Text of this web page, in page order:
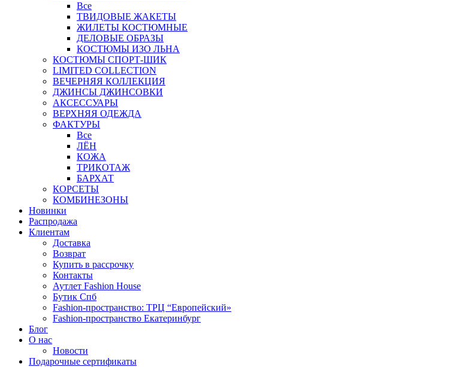
Все
ТВИДОВЫЕ ЖАКЕТЫ
ЖИЛЕТЫ КОСТЮМНЫЕ
ДЕЛОВЫЕ ОБРАЗЫ
КОСТЮМЫ ИЗО ЛЬНА
КОСТЮМЫ СПОРТ-ШИК
LIMITED COLLECTION
ВЕЧЕРНЯЯ КОЛЛЕКЦИЯ
ДЖИНСЫ ДЖИНСОВКИ
АКСЕССУАРЫ
ВЕРХНЯЯ ОДЕЖДА
ФАКТУРЫ
Все
ЛЁН
КОЖА
ТРИКОТАЖ
БАРХАТ
КОРСЕТЫ
КОМБИНЕЗОНЫ
Новинки
Распродажа
Клиентам
Доставка
Возврат
Купить в рассрочку
Контакты
Аутлет Fashion House
Бутик Спб
Fashion-пространство: ТРЦ “Европейский»
Fashion-пространство Екатеринбург
Блог
О нас
Новости
Подарочные сертификаты